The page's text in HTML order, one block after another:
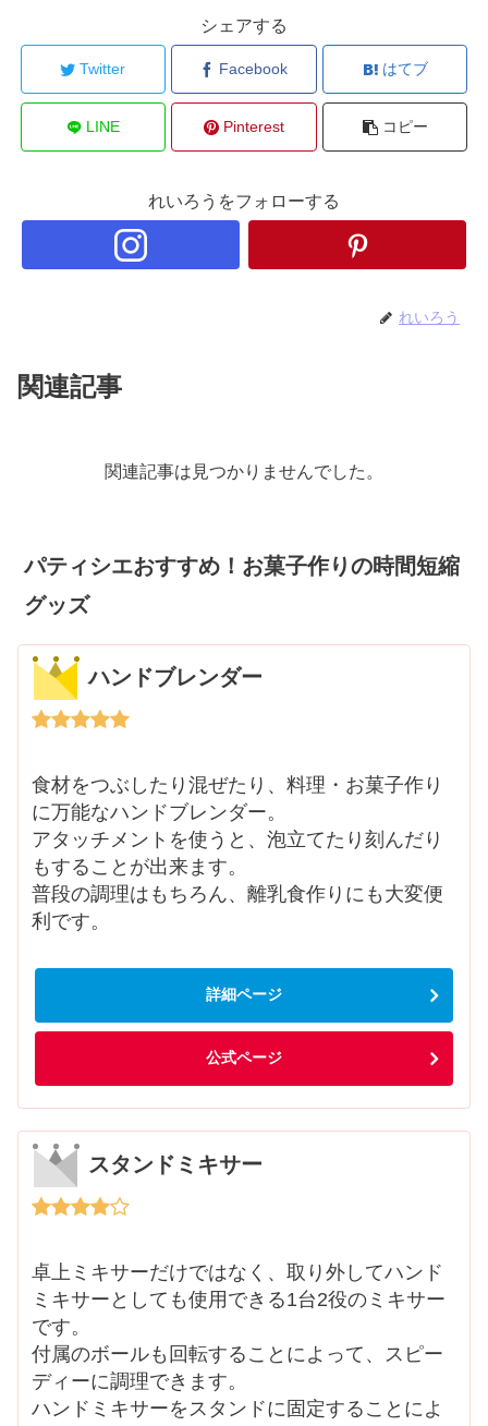
シェアする
Twitter Facebook はてブ
LINE Pinterest コピー
れいろうをフォローする
れいろう
関連記事
関連記事は見つかりませんでした。
パティシエおすすめ！お菓子作りの時間短縮
グッズ
ハンドブレンダー
食材をつぶしたり混ぜたり、料理・お菓子作り
に万能なハンドブレンダー。
アタッチメントを使うと、泡立てたり刻んだり
もすることが出来ます。
普段の調理はもちろん、離乳食作りにも大変便
利です。
詳細ページ
公式ページ
スタンドミキサー
卓上ミキサーだけではなく、取り外してハンド
ミキサーとしても使用できる1台2役のミキサー
です。
付属のボールも回転することによって、スピー
ディーに調理できます。
ハンドミキサーをスタンドに固定することによ